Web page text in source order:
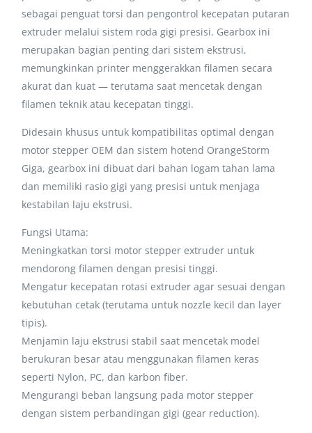
sebagai penguat torsi dan pengontrol kecepatan putaran
extruder melalui sistem roda gigi presisi. Gearbox ini
merupakan bagian penting dari sistem ekstrusi,
memungkinkan printer menggerakkan filamen secara
akurat dan kuat — terutama saat mencetak dengan
filamen teknik atau kecepatan tinggi.
Didesain khusus untuk kompatibilitas optimal dengan
motor stepper OEM dan sistem hotend OrangeStorm
Giga, gearbox ini dibuat dari bahan logam tahan lama
dan memiliki rasio gigi yang presisi untuk menjaga
kestabilan laju ekstrusi.
Fungsi Utama:
Meningkatkan torsi motor stepper extruder untuk
mendorong filamen dengan presisi tinggi.
Mengatur kecepatan rotasi extruder agar sesuai dengan
kebutuhan cetak (terutama untuk nozzle kecil dan layer
tipis).
Menjamin laju ekstrusi stabil saat mencetak model
berukuran besar atau menggunakan filamen keras
seperti Nylon, PC, dan karbon fiber.
Mengurangi beban langsung pada motor stepper
dengan sistem perbandingan gigi (gear reduction).